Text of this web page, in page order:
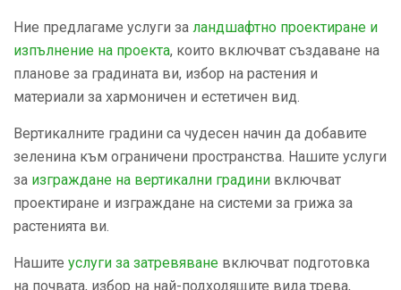
Ние предлагаме услуги за ландшафтнo проектиране и
изпълнение на проекта, които включват създаване на
планове за градината ви, избор на растения и
материали за хармоничен и естетичен вид.
Вертикалните градини са чудесен начин да добавите
зеленина към ограничени пространства. Нашите услуги
за изграждане на вертикални градини включват
проектиране и изграждане на системи за грижа за
растенията ви.
Нашите услуги за затревяване включват подготовка
на почвата, избор на най-подходящите вида трева,